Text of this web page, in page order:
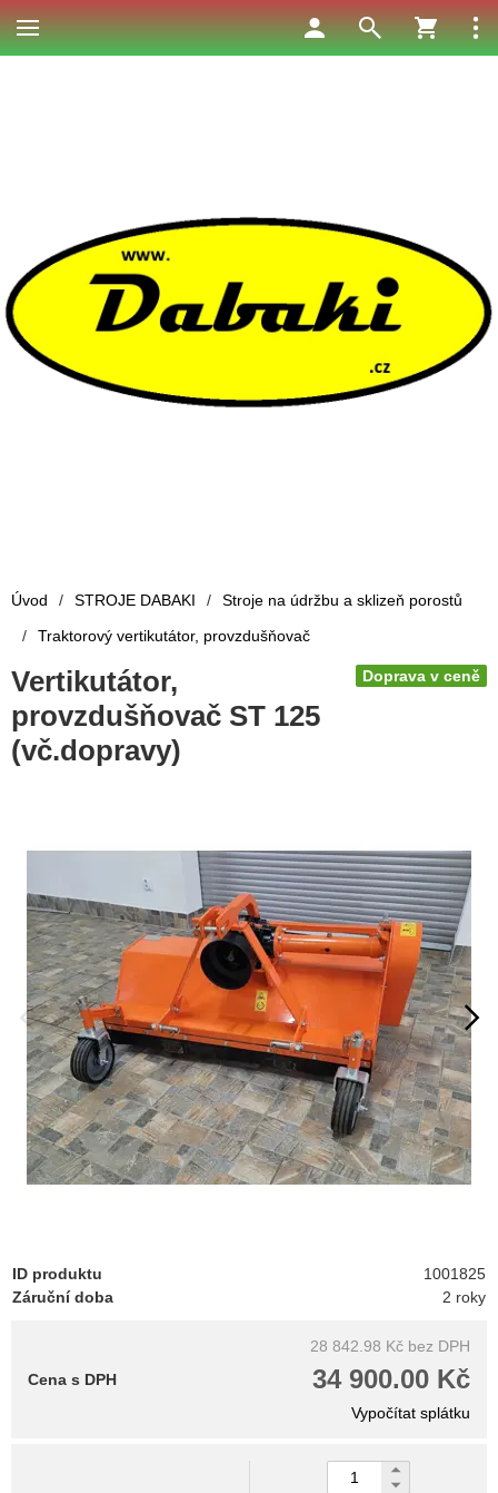
Úvod / STROJE DABAKI /
Stroje na údržbu a sklizeň porostů
/
Traktorový vertikutátor, provzdušňovač
Doprava v ceně
Vertikutátor,
provzdušňovač ST 125
(vč.dopravy)
ID produktu
1001825
Záruční doba
2 roky
28 842.98 Kč bez DPH
34 900.00 Kč
Cena s DPH
Vypočítat splátku